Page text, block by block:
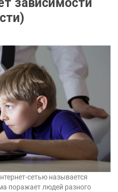
сетью называется
поражает людей разного